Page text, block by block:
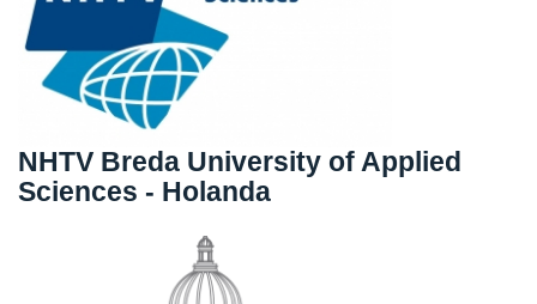
NHTV Breda University of Applied
Sciences - Holanda